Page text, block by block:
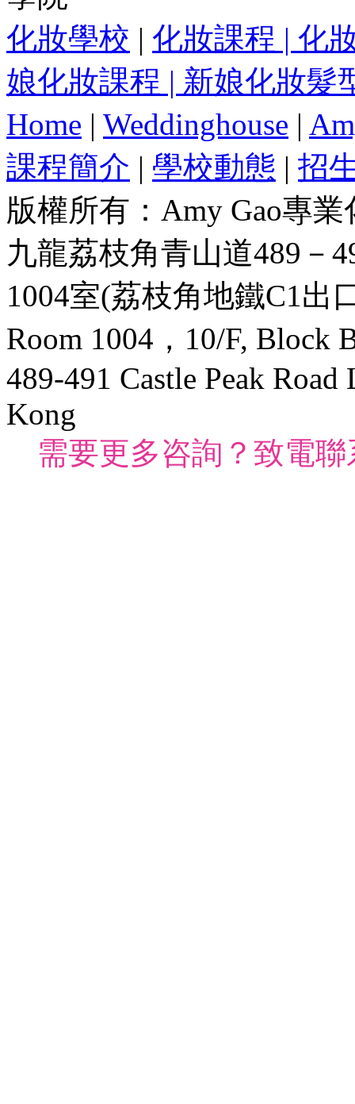
化妝學校 | 化妝課程 | 化
娘化妝課程 | 新娘化妝髮
Home | Weddinghouse |
課程簡介 | 學校動態 | 招
版權所有：Amy Gao
九龍荔枝角青山道489－
1004室(荔枝角地鐵C1出
Room 1004，10/F, Block
489-491 Castle Peak
Kong
需要更多咨詢？致電